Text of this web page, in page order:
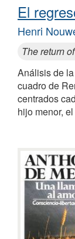
El
Henri
The return
Análisis de
cuadro de
centrados
hijo menor,